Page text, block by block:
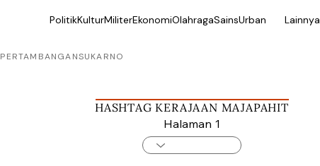
PolitikKulturMiliterEkonomiOlahragaSainsUrban Lainnya
HASHTAG KERAJAAN MAJAPAHIT
Halaman 1
PERTAMBANGANSUKARNO